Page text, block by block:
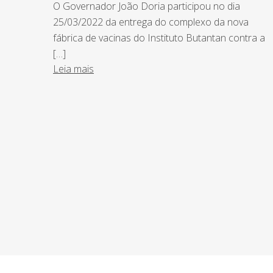
O Governador João Doria participou no dia
25/03/2022 da entrega do complexo da nova
fábrica de vacinas do Instituto Butantan contra a
[…]
Leia mais